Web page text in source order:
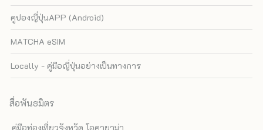
คูปองญี่ปุ่นAPP (Android)
MATCHA eSIM
Locally - คู่มือญี่ปุ่นอย่างเป็นทางการ
สื่อพันธมิตร
คู่มือท่องเที่ยวจังหวัด โอคายาม่า